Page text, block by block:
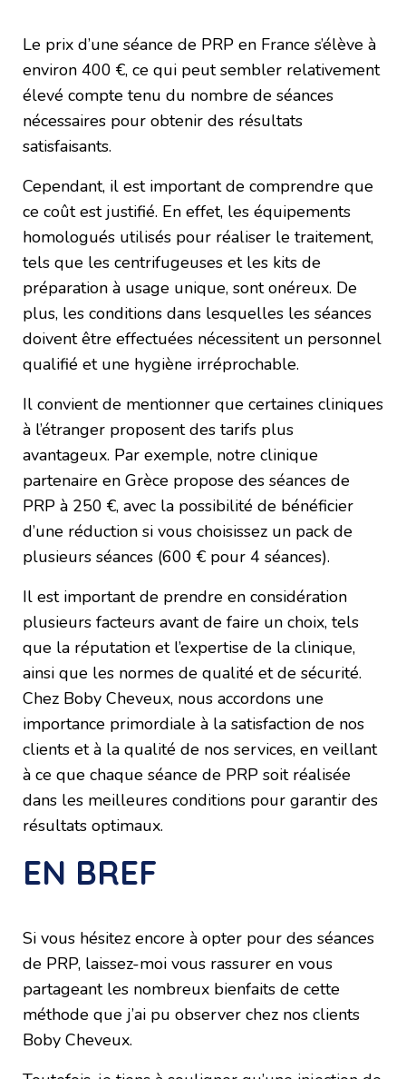
Le prix d’une séance de PRP en France s’élève à
environ 400 €, ce qui peut sembler relativement
élevé compte tenu du nombre de séances
nécessaires pour obtenir des résultats
satisfaisants.
Cependant, il est important de comprendre que
ce coût est justifié. En effet, les équipements
homologués utilisés pour réaliser le traitement,
tels que les centrifugeuses et les kits de
préparation à usage unique, sont onéreux. De
plus, les conditions dans lesquelles les séances
doivent être effectuées nécessitent un personnel
qualifié et une hygiène irréprochable.
Il convient de mentionner que certaines cliniques
à l’étranger proposent des tarifs plus
avantageux. Par exemple, notre clinique
partenaire en Grèce propose des séances de
PRP à 250 €, avec la possibilité de bénéficier
d’une réduction si vous choisissez un pack de
plusieurs séances (600 € pour 4 séances).
Il est important de prendre en considération
plusieurs facteurs avant de faire un choix, tels
que la réputation et l’expertise de la clinique,
ainsi que les normes de qualité et de sécurité.
Chez Boby Cheveux, nous accordons une
importance primordiale à la satisfaction de nos
clients et à la qualité de nos services, en veillant
à ce que chaque séance de PRP soit réalisée
dans les meilleures conditions pour garantir des
résultats optimaux.
EN BREF
Si vous hésitez encore à opter pour des séances
de PRP, laissez-moi vous rassurer en vous
partageant les nombreux bienfaits de cette
méthode que j’ai pu observer chez nos clients
Boby Cheveux.